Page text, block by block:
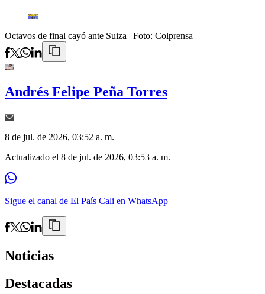
Octavos de final cayó ante Suiza | Foto: Colprensa
Andrés Felipe Peña Torres
8 de jul. de 2026, 03:52 a. m.
Actualizado el 8 de jul. de 2026, 03:53 a. m.
Sigue el canal de El País Cali en WhatsApp
Noticias
Destacadas